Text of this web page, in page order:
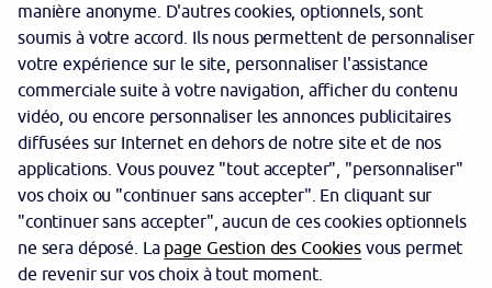
Garantie des dépôts
Protection des données personnelles
Politique cookies
Sécurité
Tarifs
Mentions légales
manière anonyme. D'autres cookies, optionnels, sont
soumis à votre accord. Ils nous permettent de personnaliser
votre expérience sur le site, personnaliser l'assistance
commerciale suite à votre navigation, afficher du contenu
vidéo, ou encore personnaliser les annonces publicitaires
diffusées sur Internet en dehors de notre site et de nos
applications. Vous pouvez "tout accepter", "personnaliser"
vos choix ou "continuer sans accepter". En cliquant sur
"continuer sans accepter", aucun de ces cookies optionnels
ne sera déposé. La page Gestion des Cookiesvous permet
de revenir sur vos choix à tout moment.